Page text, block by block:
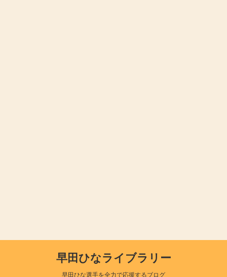
早田ひなライブラリー
早田ひな選手を全力で応援するブログ